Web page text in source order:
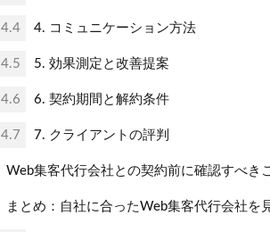
4.4 4. コミュニケーション方法
4.5 5. 効果測定と改善提案
4.6 6. 契約期間と解約条件
4.7 7. クライアントの評判
Web集客代行会社との契約前に確認すべき
まとめ：自社に合ったWeb集客代行会社を